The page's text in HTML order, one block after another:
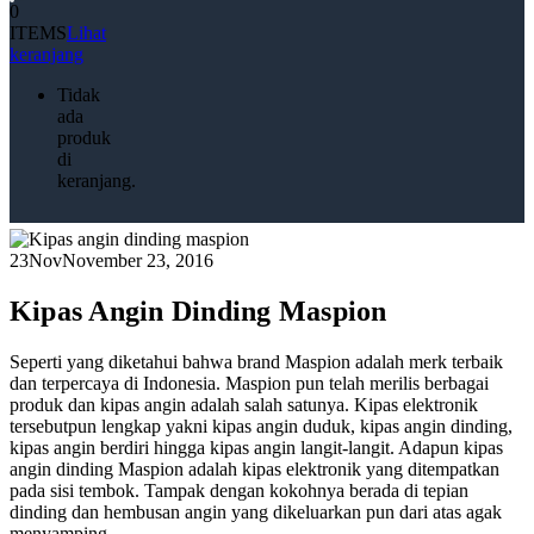
0
ITEMSLihat
keranjang
Tidak
ada
produk
di
keranjang.
23NovNovember 23, 2016
Kipas Angin Dinding Maspion
Seperti yang diketahui bahwa brand Maspion adalah merk terbaik
dan terpercaya di Indonesia. Maspion pun telah merilis berbagai
produk dan kipas angin adalah salah satunya. Kipas elektronik
tersebutpun lengkap yakni kipas angin duduk, kipas angin dinding,
kipas angin berdiri hingga kipas angin langit-langit. Adapun kipas
angin dinding Maspion adalah kipas elektronik yang ditempatkan
pada sisi tembok. Tampak dengan kokohnya berada di tepian
dinding dan hembusan angin yang dikeluarkan pun dari atas agak